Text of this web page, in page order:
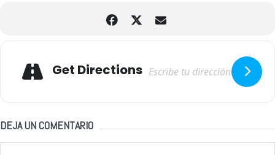
Get Directions
DEJA UN COMENTARIO